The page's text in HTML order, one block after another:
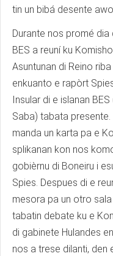
tin un bibá desente
Durante nos promé
BES a reuní ku
Asuntunan di Reino
enkuanto e rapòrt
Insular di e islanan
Saba) tabata
manda un karta pa e
splikanan kon nos
gobièrnu di Boneiru i
Spies. Despues di e
mesora pa un otro
tabatin debate ku e
di gabinete Hulandes
nos a trese dilanti, den